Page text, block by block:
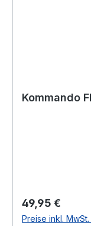
Kommando
Regulärer
49,95 €
Preise inkl.